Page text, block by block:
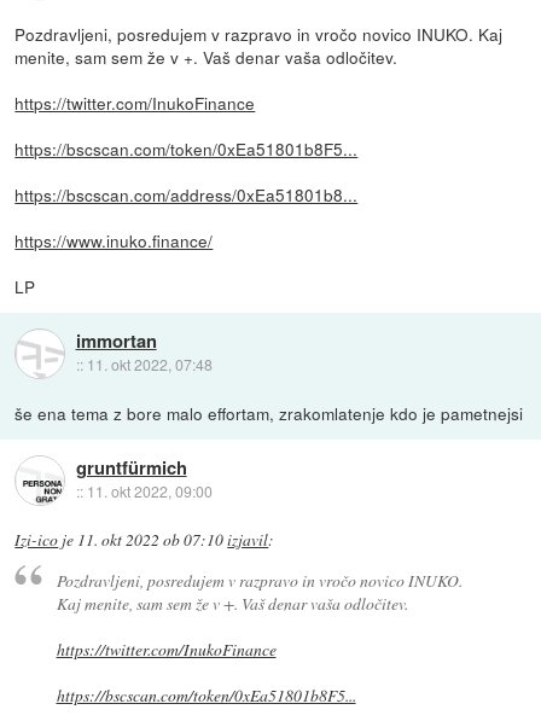
Pozdravljeni, posredujem v razpravo in vročo novico INUKO. Kaj
menite, sam sem že v +. Vaš denar vaša odločitev.
https://twitter.com/InukoFinance
https://bscscan.com/token/0xEa51801b8F5...
https://bscscan.com/address/0xEa51801b8...
https://www.inuko.finance/
LP
immortan
:: 11. okt 2022, 07:48
še ena tema z bore malo effortam, zrakomlatenje kdo je pametnejsi
gruntfürmich
:: 11. okt 2022, 09:00
Izi-ico je 11. okt 2022 ob 07:10izjavil:
Pozdravljeni, posredujem v razpravo in vročo novico INUKO.
Kaj menite, sam sem že v +. Vaš denar vaša odločitev.
https://twitter.com/InukoFinance
https://bscscan.com/token/0xEa51801b8F5...